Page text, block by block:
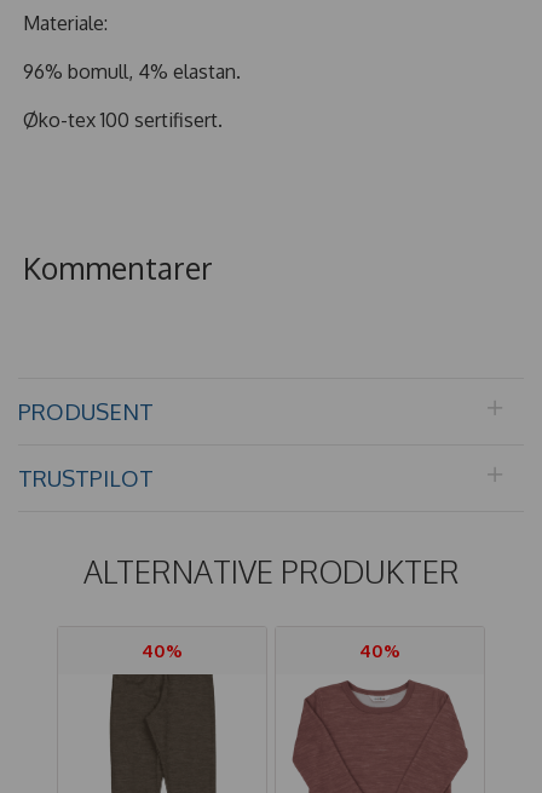
Materiale:
96% bomull, 4% elastan.
Øko-tex 100 sertifisert.
Kommentarer
PRODUSENT
TRUSTPILOT
ALTERNATIVE PRODUKTER
40% 40%